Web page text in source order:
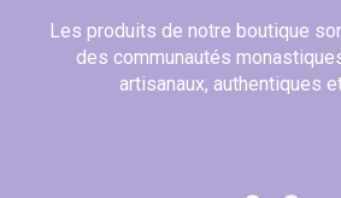
Les produits de notre boutique
des communautés
artisanaux, authentiques